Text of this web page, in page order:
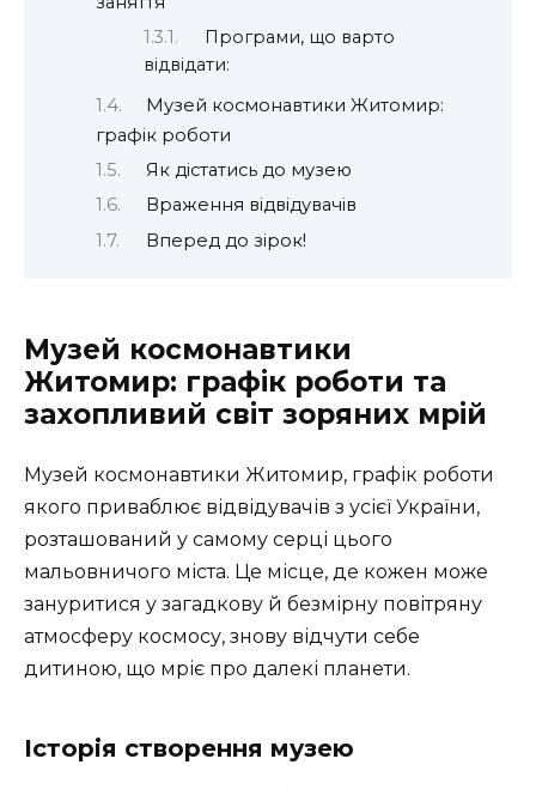
Програми, що варто
відвідати:
Музей космонавтики Житомир:
графік роботи
Як дістатись до музею
Враження відвідувачів
Вперед до зірок!
Музей космонавтики
Житомир: графік роботи та
захопливий світ зоряних мрій
Музей космонавтики Житомир, графік роботи
якого приваблює відвідувачів з усієї України,
розташований у самому серці цього
мальовничого міста. Це місце, де кожен може
зануритися у загадкову й безмірну повітряну
атмосферу космосу, знову відчути себе
дитиною, що мріє про далекі планети.
Історія створення музею